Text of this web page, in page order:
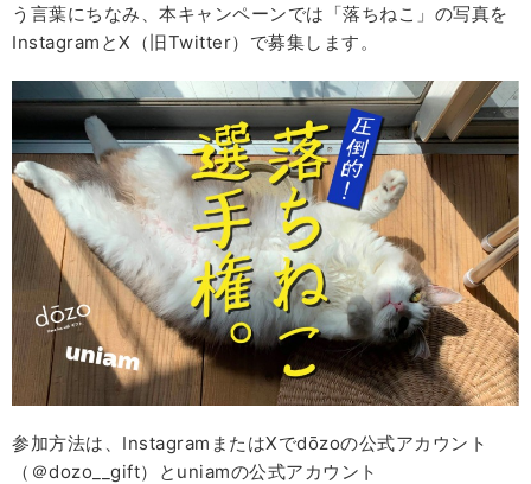
う言葉にちなみ、本キャンペーンでは「落ちねこ」の写真を
InstagramとX（旧Twitter）で募集します。
参加方法は、InstagramまたはXでdōzoの公式アカウント
（＠dozo__gift）とuniamの公式アカウント